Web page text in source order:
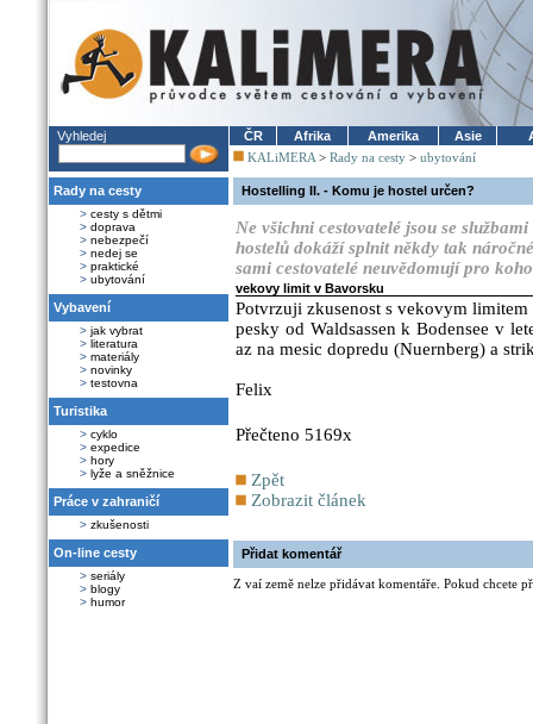
Vyhledej
Rady na cesty
> cesty s dětmi
> doprava
> nebezpečí
> nedej se
> praktické
> ubytování
Vybavení
> jak vybrat
> literatura
> materiály
> novinky
> testovna
Turistika
> cyklo
> expedice
> hory
> lyže a sněžnice
Práce v zahraničí
> zkušenosti
On-line cesty
> seriály
> blogy
> humor
ČR Afrika Amerika Asie
KALiMERA > Rady na cesty > ubytování
Hostelling II. - Komu je hostel určen?
Ne všichni cestovatelé jsou se
hostelů dokáží splnit někdy tak
sami cestovatelé neuvědomují pro
vekovy limit v Bavorsku
Potvrzuji zkusenost s vekovym
pesky od Waldsassen k Bodensee v
az na mesic dopredu (Nuernberg) a
Felix
Přečteno 5169x
Zpět
Zobrazit článek
Přidat komentář
Z vaí země nelze přidávat komentáře. Pokud chcete